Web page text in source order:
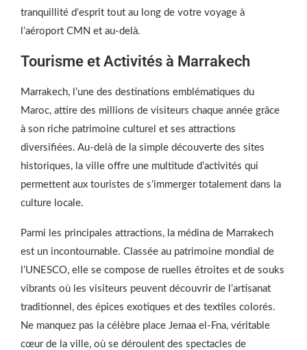
tranquillité d’esprit tout au long de votre voyage à
l’aéroport CMN et au-delà.
Tourisme et Activités à Marrakech
Marrakech, l’une des destinations emblématiques du
Maroc, attire des millions de visiteurs chaque année grâce
à son riche patrimoine culturel et ses attractions
diversifiées. Au-delà de la simple découverte des sites
historiques, la ville offre une multitude d’activités qui
permettent aux touristes de s’immerger totalement dans la
culture locale.
Parmi les principales attractions, la médina de Marrakech
est un incontournable. Classée au patrimoine mondial de
l’UNESCO, elle se compose de ruelles étroites et de souks
vibrants où les visiteurs peuvent découvrir de l’artisanat
traditionnel, des épices exotiques et des textiles colorés.
Ne manquez pas la célèbre place Jemaa el-Fna, véritable
cœur de la ville, où se déroulent des spectacles de